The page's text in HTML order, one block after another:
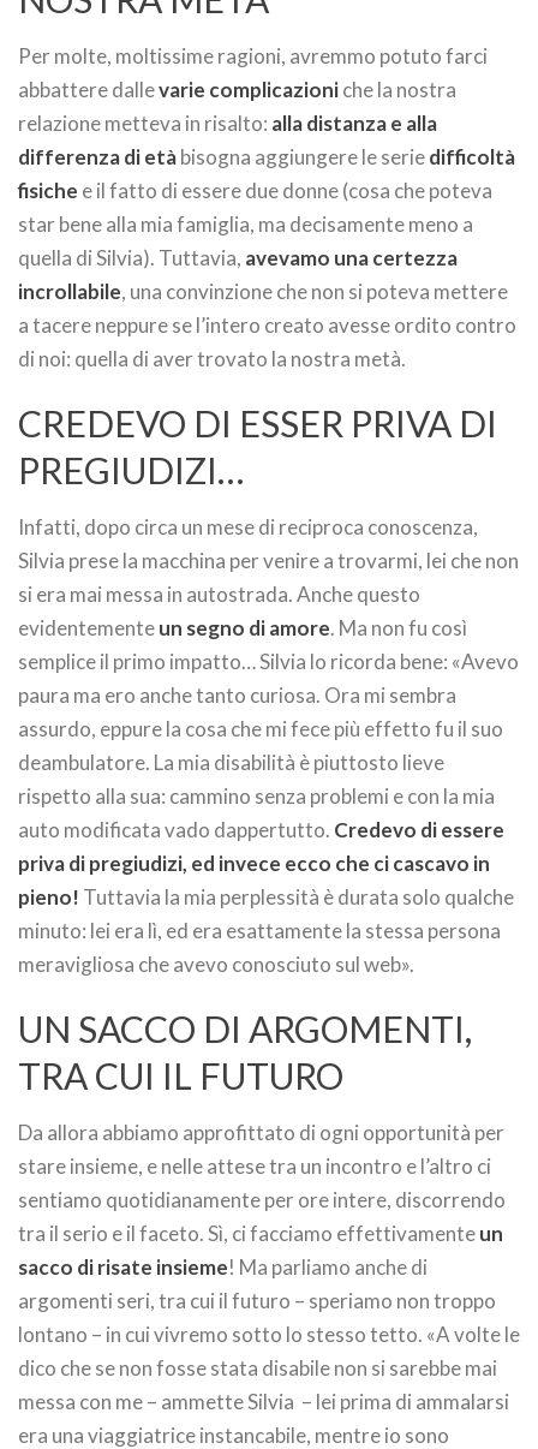
Per molte, moltissime ragioni, avremmo potuto farci
abbattere dallevarie complicazioniche la nostra
relazione metteva in risalto: alla distanza e alla
differenza di etàbisogna aggiungere le seriedifficoltà
fisiche e il fatto di essere due donne (cosa che poteva
star bene alla mia famiglia, ma decisamente meno a
quella di Silvia). Tuttavia, avevamo una certezza
incrollabile, una convinzione che non si poteva mettere
a tacere neppure se l’intero creato avesse ordito contro
di noi: quella di aver trovato la nostra metà.
CREDEVO DI ESSER PRIVA DI
PREGIUDIZI…
Infatti, dopo circa un mese di reciproca conoscenza,
Silvia prese la macchina per venire a trovarmi, lei che non
si era mai messa in autostrada. Anche questo
evidentementeun segno di amore. Ma non fu così
semplice il primo impatto… Silvia lo ricorda bene: «Avevo
paura ma ero anche tanto curiosa. Ora mi sembra
assurdo, eppure la cosa che mi fece più effetto fu il suo
deambulatore. La mia disabilità è piuttosto lieve
rispetto alla sua: cammino senza problemi e con la mia
auto modificata vado dappertutto. Credevo di essere
priva di pregiudizi, ed invece ecco che ci cascavo in
pieno! Tuttavia la mia perplessità è durata solo qualche
minuto: lei era lì, ed era esattamente la stessa persona
meravigliosa che avevo conosciuto sul web».
UN SACCO DI ARGOMENTI,
TRA CUI IL FUTURO
Da allora abbiamo approfittato di ogni opportunità per
stare insieme, e nelle attese tra un incontro e l’altro ci
sentiamo quotidianamente per ore intere, discorrendo
tra il serio e il faceto. Sì, ci facciamo effettivamenteun
sacco di risate insieme! Ma parliamo anche di
argomenti seri, tra cui il futuro – speriamo non troppo
lontano – in cui vivremo sotto lo stesso tetto. «A volte le
dico che se non fosse stata disabile non si sarebbe mai
messa con me – ammette Silvia – lei prima di ammalarsi
era una viaggiatrice instancabile, mentre io sono